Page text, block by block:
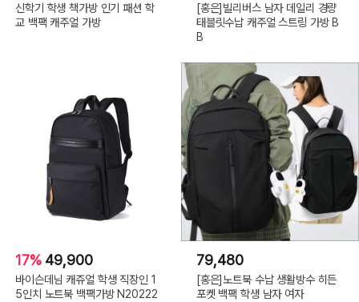
신학기 학생 책가방 인기 패션 학
교 백팩 캐주얼 가방
[홍은]빌리버스 남자 데일리 경량
태블릿수납 캐주얼 스트링 가방 B
B
17% 49,900
바이슨데님 캐쥬얼 학생 직장인 1
5인치 노트북 백팩가방 N20222
79,480
[홍은]노트북 수납 생활방수 히든
포켓 백팩 학생 남자 여자